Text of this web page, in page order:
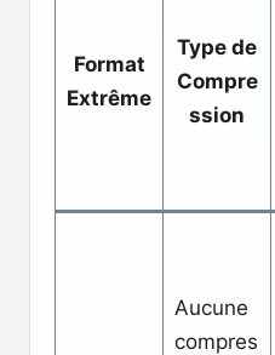
Format
Extrême
Type de
Compre
ssion
Aucune
compres